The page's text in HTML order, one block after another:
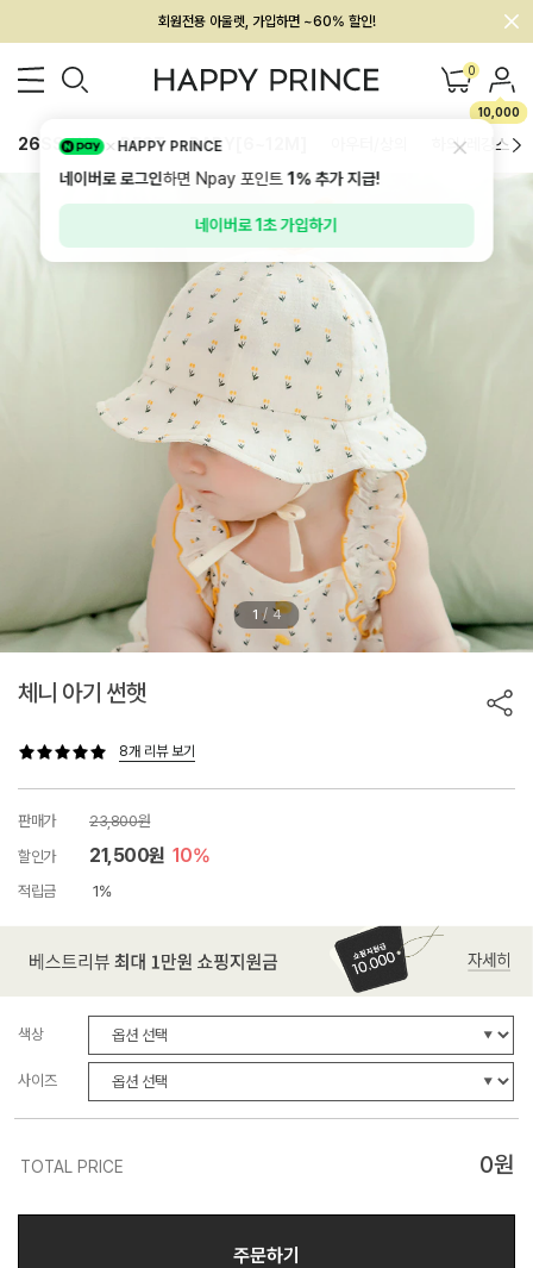
회원전용 아울렛, 가입하면 ~60% 할인!
멤버십 최대 28,000원 혜택 0
10,000
26SS 신상 BEST BABY[6~12M] 하의/레깅스
1 / 4
체니 아기 썬햇
8개 리뷰 보기
판매가
23,800원
할인가
21,500원 10%
적립금 1%
색상
사이즈
TOTAL PRICE 0원
주문하기
HAPPY PRINCE
네이버로 로그인하면 Npay 포인트1%추가 지급!
네이버로 1초 가입하기